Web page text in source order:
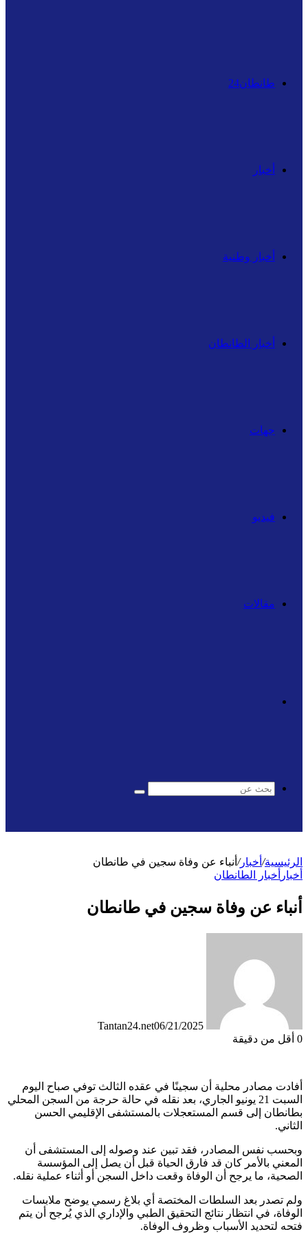
طانطان24
أخبار
أخبار وطنية
أخبار الطانطان
جهات
فيديو
مقالات
المظلم
بحث
الرئيسية/ أخبار/ أنباء عن وفاة سجين في طانطان
أخبار أخبار الطانطان
أنباء عن وفاة سجين في طانطان
Tantan24.net06/21/2025
0 أقل من دقيقة
أفادت مصادر محلية أن سجينًا في عقده الثالث توفي صباح اليوم
السبت 21 يونيو الجاري، بعد نقله في حالة حرجة من السجن المحلي
بطانطان إلى قسم المستعجلات بالمستشفى الإقليمي الحسن
الثاني.
وبحسب نفس المصادر، فقد تبين عند وصوله إلى المستشفى أن
المعني بالأمر كان قد فارق الحياة قبل أن يصل إلى المؤسسة
الصحية، ما يرجح أن الوفاة وقعت داخل السجن أو أثناء عملية نقله.
ولم تصدر بعد السلطات المختصة أي بلاغ رسمي يوضح ملابسات
الوفاة، في انتظار نتائج التحقيق الطبي والإداري الذي يُرجح أن يتم
فتحه لتحديد الأسباب وظروف الوفاة.